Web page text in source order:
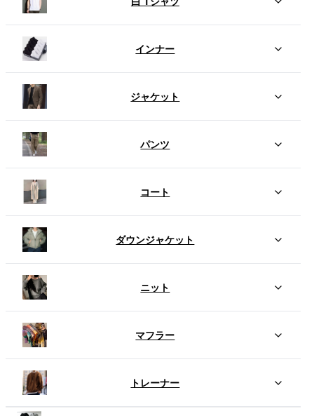
インナー
ジャケット
パンツ
コート
ダウンジャケット
ニット
マフラー
トレーナー